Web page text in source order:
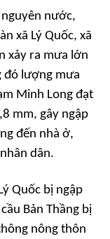
nguyên nước,
xã Lý Quốc, xã
xảy ra mưa lớn
đó lượng mưa
Minh Long đạt
mm, gây ngập
đến nhà ở,
dân.
Quốc bị ngập
Bản Thầng bị
nông thôn